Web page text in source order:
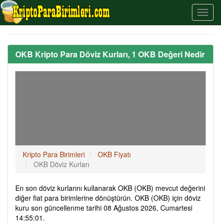
OKB Kripto Para Döviz Kurları, 1 OKB Değeri Nedir
Kripto Para Birimleri
OKB Fiyatı
OKB Döviz Kurları
En son döviz kurlarını kullanarak OKB (OKB) mevcut değerini
diğer fiat para birimlerine dönüştürün. OKB (OKB) için döviz
kuru son güncellenme tarihi 08 Ağustos 2026, Cumartesi
14:55:01.